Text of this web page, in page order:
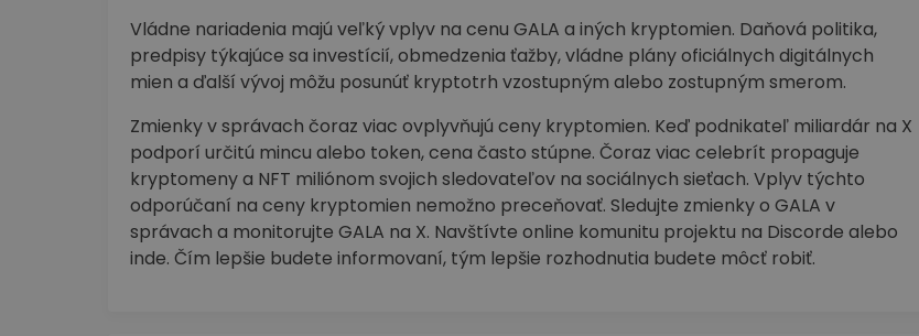
Vládne nariadenia majú veľký vplyv na cenu GALA a iných kryptomien. Daňová politika,
predpisy týkajúce sa investícií, obmedzenia ťažby, vládne plány oficiálnych digitálnych
mien a ďalší vývoj môžu posunúť kryptotrh vzostupným alebo zostupným smerom.
Zmienky v správach čoraz viac ovplyvňujú ceny kryptomien. Keď podnikateľ miliardár na X
podporí určitú mincu alebo token, cena často stúpne. Čoraz viac celebrít propaguje
kryptomeny a NFT miliónom svojich sledovateľov na sociálnych sieťach. Vplyv týchto
odporúčaní na ceny kryptomien nemožno preceňovať. Sledujte zmienky o GALA v
správach a monitorujte GALA na X. Navštívte online komunitu projektu na Discorde alebo
inde. Čím lepšie budete informovaní, tým lepšie rozhodnutia budete môcť robiť.